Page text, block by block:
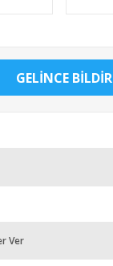
GELİNCE BİLDİR
Ver